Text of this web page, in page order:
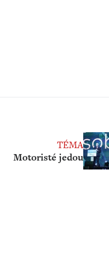
TÉMA
Motoristé jedou